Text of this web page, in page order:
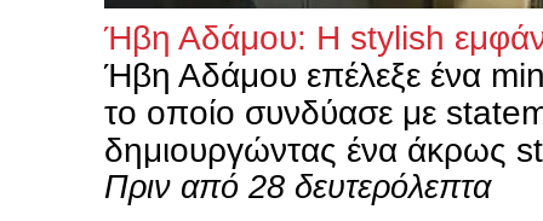
Ήβη Αδάμου: Η stylish
Ήβη Αδάμου επέλεξε ένα
το οποίο συνδύασε με
δημιουργώντας ένα άκρως
Πριν από 28 δευτερόλεπτα